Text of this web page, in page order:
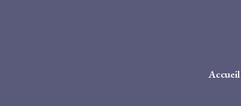
Accueil